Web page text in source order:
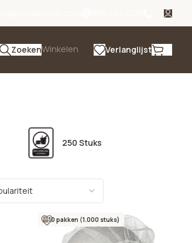
ZoekenWinkelen Verlanglijst
250 Stuks
10 pakken (1.000 stuks)